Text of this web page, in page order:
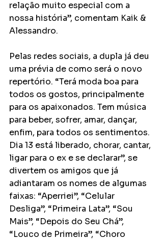
relação muito especial com a
nossa história”, comentam Kaik &
Alessandro.
Pelas redes sociais, a dupla já deu
uma prévia de como será o novo
repertório. “Terá moda boa para
todos os gostos, principalmente
para os apaixonados. Tem música
para beber, sofrer, amar, dançar,
enfim, para todos os sentimentos.
Dia 13 está liberado, chorar, cantar,
ligar para o ex e se declarar”, se
divertem os amigos que já
adiantaram os nomes de algumas
faixas: “Aperriei”, “Celular
Desliga”, “Primeira Lata”, “Sou
Mais”, “Depois do Seu Chá”,
“Louco de Primeira”, “Choro